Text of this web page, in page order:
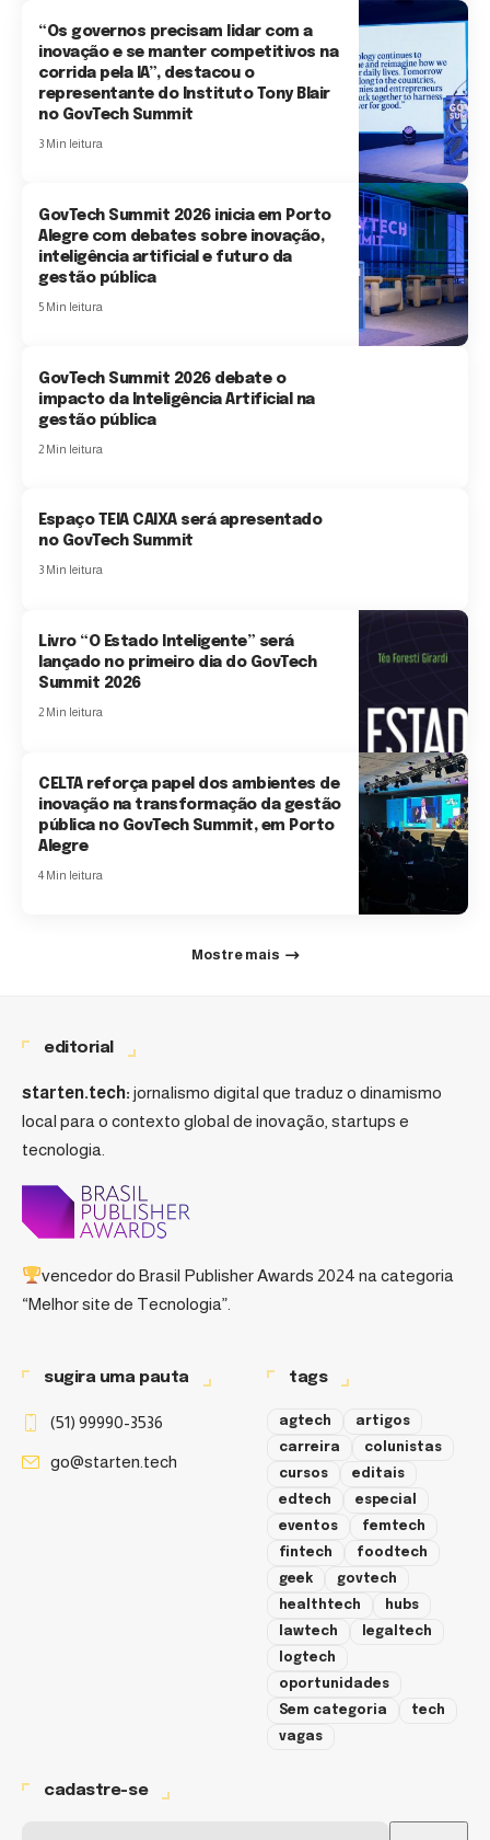
“Os governos precisam lidar com a
inovação e se manter competitivos na
corrida pela IA”, destacou o
representante do Instituto Tony Blair
no GovTech Summit
3 Min leitura
GovTech Summit 2026 inicia em Porto
Alegre com debates sobre inovação,
inteligência artificial e futuro da
gestão pública
5 Min leitura
GovTech Summit 2026 debate o
impacto da Inteligência Artificial na
gestão pública
2 Min leitura
Espaço TEIA CAIXA será apresentado
no GovTech Summit
3 Min leitura
Livro “O Estado Inteligente” será
lançado no primeiro dia do GovTech
Summit 2026
2 Min leitura
CELTA reforça papel dos ambientes de
inovação na transformação da gestão
pública no GovTech Summit, em Porto
Alegre
4 Min leitura
Mostre mais
editorial
starten.tech: jornalismo digital que traduz o dinamismo
local para o contexto global de inovação, startups e
tecnologia.
vencedor do Brasil Publisher Awards 2024 na categoria
“Melhor site de Tecnologia”.
sugira uma pauta
(51) 99990-3536
go@starten.tech
tags
agtech
artigos
carreira
colunistas
cursos
editais
edtech
especial
eventos
femtech
fintech
foodtech
geek
govtech
healthtech
hubs
lawtech
legaltech
logtech
oportunidades
Sem categoria
tech
vagas
cadastre-se